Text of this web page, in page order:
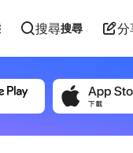
搜尋搜尋 分